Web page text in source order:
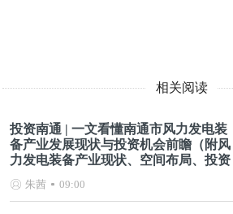
相关阅读
投资南通 | 一文看懂南通市风力发电装
备产业发展现状与投资机会前瞻（附风
力发电装备产业现状、空间布局、投资
朱茜 09:00